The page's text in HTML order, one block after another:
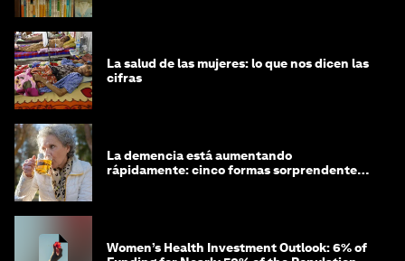
La salud de las mujeres: lo que nos dicen las
cifras
La demencia está aumentando
rápidamente: cinco formas sorprendentes
Women’s Health Investment Outlook: 6% of